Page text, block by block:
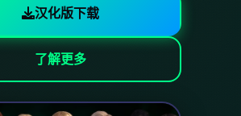
汉化版下载
了解更多